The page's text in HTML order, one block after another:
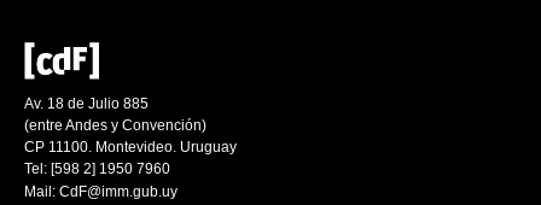
Av. 18 de Julio 885
(entre Andes y Convención)
CP 11100. Montevideo. Uruguay
Tel: [598 2] 1950 7960
Mail: CdF@imm.gub.uy